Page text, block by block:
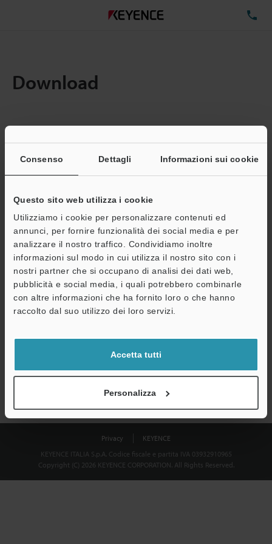
Consenso Dettagli Informazioni sui cookie
Questo sito web utilizza i cookie
Utilizziamo i cookie per personalizzare contenuti ed
annunci, per fornire funzionalità dei social media e per
analizzare il nostro traffico. Condividiamo inoltre
informazioni sul modo in cui utilizza il nostro sito con i
nostri partner che si occupano di analisi dei dati web,
pubblicità e social media, i quali potrebbero combinarle
con altre informazioni che ha fornito loro o che hanno
raccolto dal suo utilizzo dei loro servizi.
Accetta tutti
Personalizza
Download
Quantita: 1Dimensioni file totali:0.71MB
Indirizzo e-mail (obbligatorio)
Download
Dichiarazione sulla privacy
Privacy
KEYENCE
KEYENCE ITALIA S.p.A. Codice fiscale e partita IVA 03932910965
Copyright (C) 2026 KEYENCE CORPORATION. All Rights Reserved.